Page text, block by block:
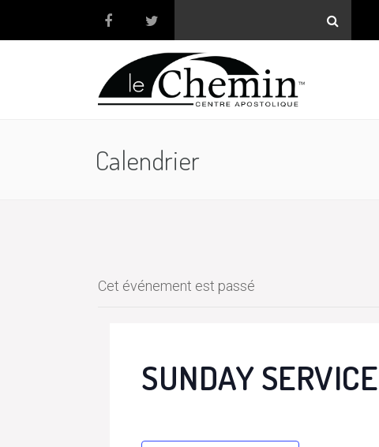
Calendrier
Cet événement est passé
SUNDAY